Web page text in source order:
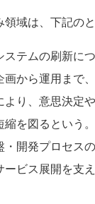
域は、下記のと
テムの刷新に
から運用まで
より、意思決定
縮を図るという
・開発プロセス
ビス展開を支